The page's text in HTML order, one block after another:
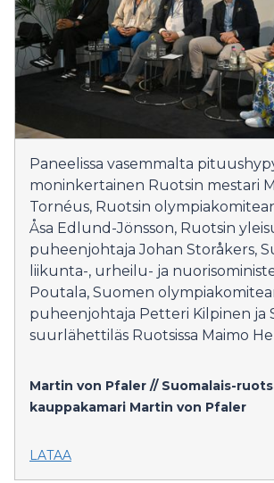
Paneelissa vasemmalta
moninkertainen Ruotsin mestari
Tornéus, Ruotsin
Åsa Edlund-Jönsson, Ruotsin
puheenjohtaja Johan Storåkers,
liikunta-, urheilu- ja
Poutala, Suomen
puheenjohtaja Petteri Kilpinen ja
suurlähettiläs Ruotsissa Maimo
Martin von Pfaler // Suomalais-
kauppakamari Martin von Pfaler
LATAA